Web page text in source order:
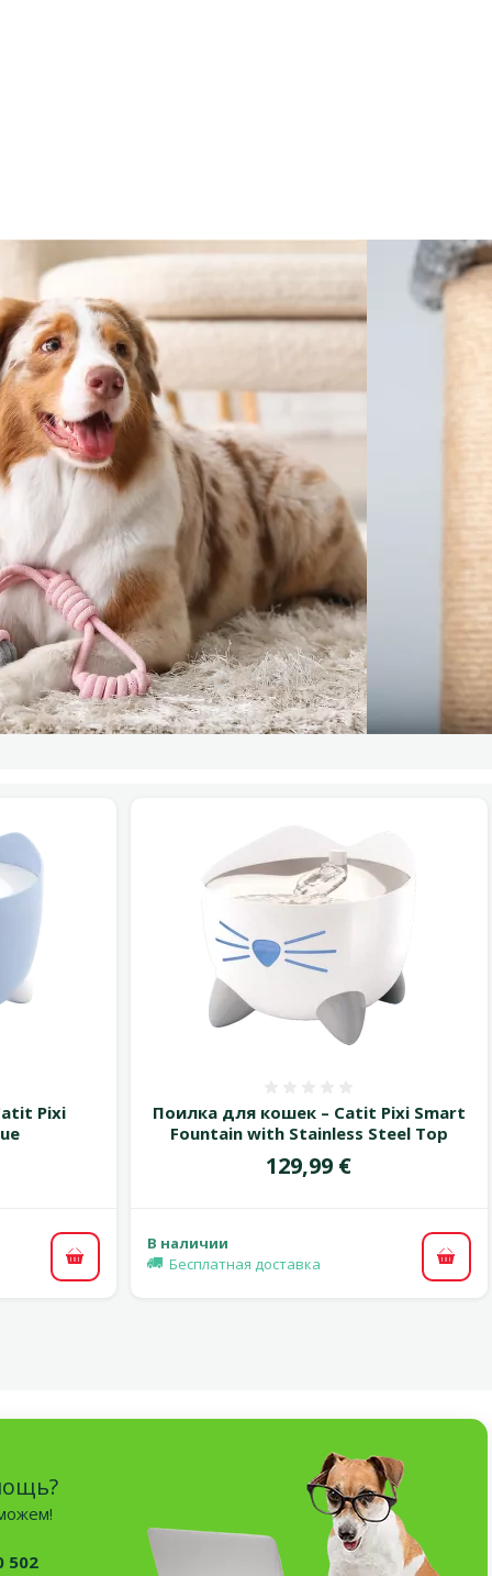
Pixi
В корзину
Поилка для кошек – Catit Pixi Smart
Fountain with Stainless Steel Top
Цена
129,99 €
В наличии
Бесплатная доставка
В
502